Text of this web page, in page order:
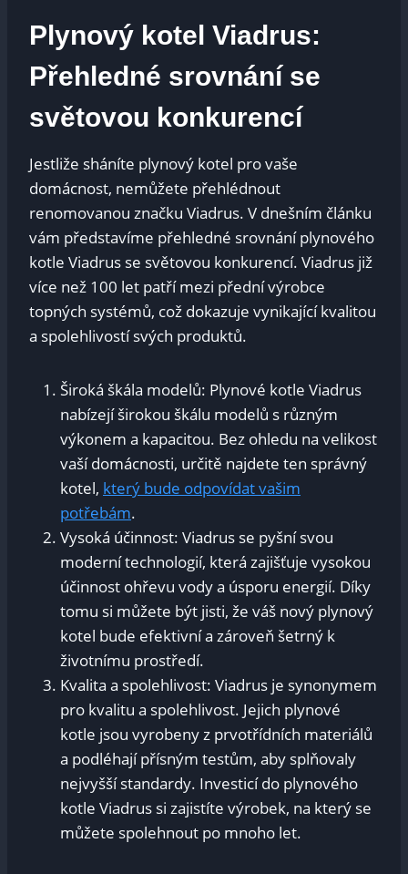
Plynový kotel Viadrus:
Přehledné srovnání se
světovou konkurencí
Jestliže sháníte plynový kotel pro vaše
domácnost, nemůžete přehlédnout
renomovanou značku Viadrus. V dnešním článku
vám představíme přehledné srovnání plynového
kotle Viadrus se světovou konkurencí. Viadrus již
více než 100 let patří mezi přední výrobce
topných systémů, což dokazuje vynikající kvalitou
a spolehlivostí svých produktů.
Široká škála modelů: Plynové kotle Viadrus
nabízejí širokou škálu modelů s různým
výkonem a kapacitou. Bez ohledu na velikost
vaší domácnosti, určitě najdete ten správný
kotel, který bude odpovídat vašim
potřebám.
Vysoká účinnost: Viadrus se pyšní svou
moderní technologií, která zajišťuje vysokou
účinnost ohřevu vody a úsporu energií. Díky
tomu si můžete být jisti, že váš nový plynový
kotel bude efektivní a zároveň šetrný k
životnímu prostředí.
Kvalita a spolehlivost: Viadrus je synonymem
pro kvalitu a spolehlivost. Jejich plynové
kotle jsou vyrobeny z prvotřídních materiálů
a podléhají přísným testům, aby splňovaly
nejvyšší standardy. Investicí do plynového
kotle Viadrus si zajistíte výrobek, na který se
můžete spolehnout po mnoho let.